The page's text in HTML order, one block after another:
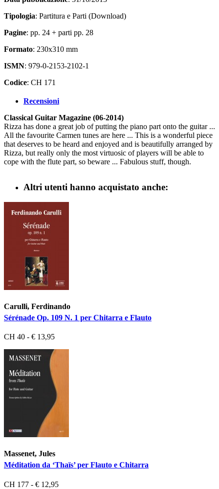
Tipologia: Partitura e Parti (Download)
Pagine: pp. 24 + parti pp. 28
Formato: 230x310 mm
ISMN: 979-0-2153-2102-1
Codice: CH 171
Recensioni
Classical Guitar Magazine (06-2014)
Rizza has done a great job of putting the piano part onto the guitar ...
All the favourite Carmen tunes are here ... This is a wonderful piece
that deserves to be heard and enjoyed and is beautifully arranged by
Rizza, but really only the most virtuosic of players will be able to
cope with the flute part, so beware ... Fabulous stuff, though.
Altri utenti hanno acquistato anche:
Carulli, Ferdinando
Sérénade Op. 109 N. 1 per Chitarra e Flauto
CH 40 - € 13,95
Massenet, Jules
Méditation da ‘Thaïs’ per Flauto e Chitarra
CH 177 - € 12,95